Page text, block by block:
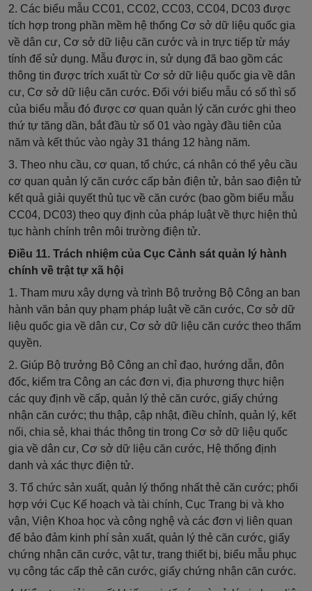
2. Các biểu mẫu CC01, CC02, CC03, CC04, DC03 được
tích hợp trong phần mềm hệ thống Cơ sở dữ liệu quốc gia
về dân cư, Cơ sở dữ liệu căn cước và in trực tiếp từ máy
tính để sử dụng. Mẫu được in, sử dụng đã bao gồm các
thông tin được trích xuất từ Cơ sở dữ liệu quốc gia về dân
cư, Cơ sở dữ liệu căn cước. Đối với biểu mẫu có số thì số
của biểu mẫu đó được cơ quan quản lý căn cước ghi theo
thứ tự tăng dần, bắt đầu từ số 01 vào ngày đầu tiên của
năm và kết thúc vào ngày 31 tháng 12 hàng năm.
3. Theo nhu cầu, cơ quan, tổ chức, cá nhân có thể yêu cầu
cơ quan quản lý căn cước cấp bản điện tử, bản sao điện tử
kết quả giải quyết thủ tục về căn cước (bao gồm biểu mẫu
CC04, DC03) theo quy định của pháp luật về thực hiện thủ
tục hành chính trên môi trường điện tử.
Điều 11. Trách nhiệm của Cục Cảnh sát quản lý hành
chính về trật tự xã hội
1. Tham mưu xây dựng và trình Bộ trưởng Bộ Công an ban
hành văn bản quy phạm pháp luật về căn cước, Cơ sở dữ
liệu quốc gia về dân cư, Cơ sở dữ liệu căn cước theo thẩm
quyền.
2. Giúp Bộ trưởng Bộ Công an chỉ đạo, hướng dẫn, đôn
đốc, kiểm tra Công an các đơn vị, địa phương thực hiện
các quy định về cấp, quản lý thẻ căn cước, giấy chứng
nhận căn cước; thu thập, cập nhật, điều chỉnh, quản lý, kết
nối, chia sẻ, khai thác thông tin trong Cơ sở dữ liệu quốc
gia về dân cư, Cơ sở dữ liệu căn cước, Hệ thống định
danh và xác thực điện tử.
3. Tổ chức sản xuất, quản lý thống nhất thẻ căn cước; phối
hợp với Cục Kế hoạch và tài chính, Cục Trang bị và kho
vận, Viện Khoa học và công nghệ và các đơn vị liên quan
để bảo đảm kinh phí sản xuất, quản lý thẻ căn cước, giấy
chứng nhận căn cước, vật tư, trang thiết bị, biểu mẫu phục
vụ công tác cấp thẻ căn cước, giấy chứng nhận căn cước.